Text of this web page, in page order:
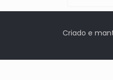
Criado e